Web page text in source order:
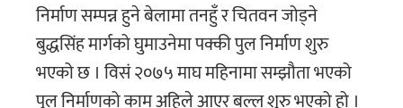
निर्माण सम्पन्न हुने बेलामा तनहुँ र चितवन जोड्ने
बुद्धसिंह मार्गको घुमाउनेमा पक्की पुल निर्माण शुरु
भएको छ । विसं २०७५ माघ महिनामा सम्झौता भएको